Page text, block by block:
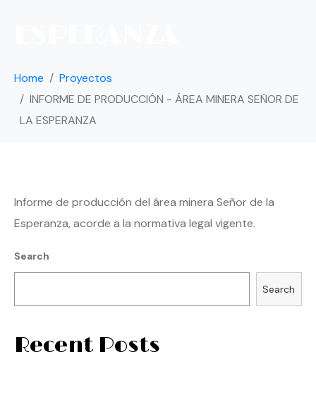
Home
Proyectos
INFORME DE PRODUCCIÓN - ÁREA MINERA SEÑOR DE
LA ESPERANZA
Informe de producción del área minera Señor de la
Esperanza, acorde a la normativa legal vigente.
Search
Search
Recent Posts